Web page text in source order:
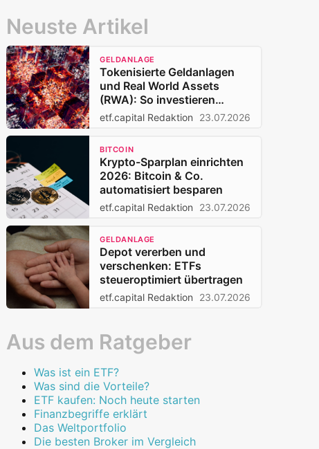
Neuste Artikel
GELDANLAGE
Tokenisierte Geldanlagen
und Real World Assets
(RWA): So investieren
Privatanleger 2026
etf.capital Redaktion 23.07.2026
BITCOIN
Krypto-Sparplan einrichten
2026: Bitcoin & Co.
automatisiert besparen
etf.capital Redaktion 23.07.2026
GELDANLAGE
Depot vererben und
verschenken: ETFs
steueroptimiert übertragen
etf.capital Redaktion 23.07.2026
Aus dem Ratgeber
Was ist ein ETF?
Was sind die Vorteile?
ETF kaufen: Noch heute starten
Finanzbegriffe erklärt
Das Weltportfolio
Die besten Broker im Vergleich